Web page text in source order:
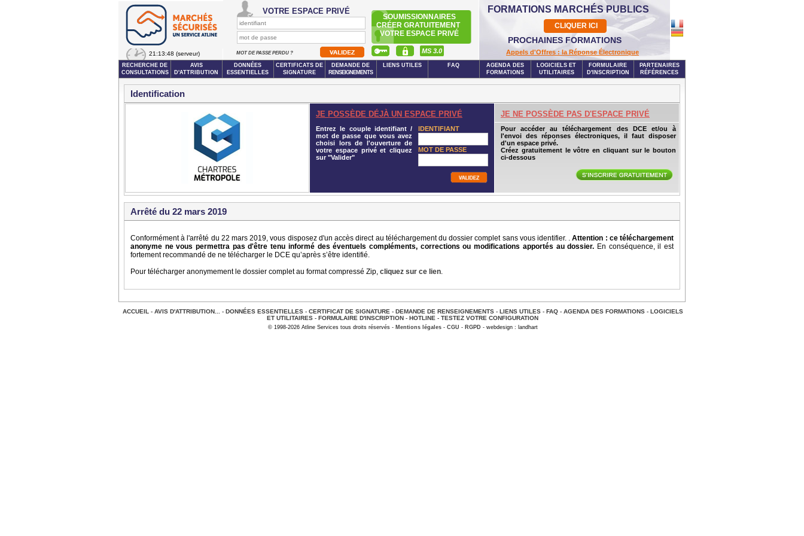
21:13:48 (serveur)
VOTRE ESPACE PRIVÉ
MOT DE PASSE PERDU ? MS 3.0
SOUMISSIONNAIRES
CRÉER GRATUITEMENT
VOTRE ESPACE PRIVÉ
FORMATIONS MARCHÉS PUBLICS
CLIQUER ICI
PROCHAINES FORMATIONS
Appels d'Offres : la Réponse Électronique
RECHERCHE DE
CONSULTATIONS
AVIS
D'ATTRIBUTION
DONNÉES
ESSENTIELLES
CERTIFICATS DE
SIGNATURE
DEMANDE DE
RENSEIGNEMENTS
LIENS UTILES FAQ
AGENDA DES
FORMATIONS
LOGICIELS ET
UTILITAIRES
FORMULAIRE
D'INSCRIPTION
PARTENAIRES
RÉFÉRENCES
Identification
JE POSSÈDE DÉJÀ UN ESPACE PRIVÉ
Entrez le couple identifiant /
mot de passe que vous avez
choisi lors de l'ouverture de
votre espace privé et cliquez
sur "Valider"
IDENTIFIANT
MOT DE PASSE
JE NE POSSÈDE PAS D'ESPACE PRIVÉ
Pour accéder au téléchargement des DCE et/ou à
l'envoi des réponses électroniques, il faut disposer
d'un espace privé.
Créez gratuitement le vôtre en cliquant sur le bouton
ci-dessous
Arrêté du 22 mars 2019
Conformément à l'arrêté du 22 mars 2019, vous disposez d'un accès direct au téléchargement du dossier complet sans vous identifier. .Attention : ce téléchargement
anonyme ne vous permettra pas d'être tenu informé des éventuels compléments, corrections ou modifications apportés au dossier. En conséquence, il est
fortement recommandé de ne télécharger le DCE qu’après s’être identifié.
Pour télécharger anonymement le dossier complet au format compressé Zip, cliquez sur ce lien.
ACCUEIL - AVIS D'ATTRIBUTION... - DONNÉES ESSENTIELLES- CERTIFICAT DE SIGNATURE - DEMANDE DE RENSEIGNEMENTS- LIENS UTILES- FAQ- AGENDA DES FORMATIONS- LOGICIELS
ET UTILITAIRES - FORMULAIRE D'INSCRIPTION - HOTLINE - TESTEZ VOTRE CONFIGURATION
© 1998-2026 Atline Services tous droits réservés - Mentions légales- CGU - RGPD - webdesign : landhart